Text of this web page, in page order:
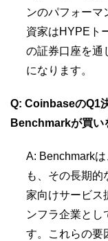
ンのパフォーマ
資家はHYPEト
の証券口座を通
になります。
Q: CoinbaseのQ1
Benchmarkが買い
A: Benchmark
も、その長期
家向けサービス
ンフラ企業とし
す。これらの要